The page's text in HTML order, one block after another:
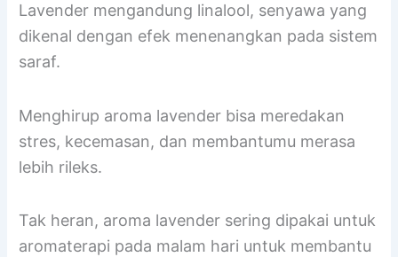
Lavender mengandung linalool, senyawa yang
dikenal dengan efek menenangkan pada sistem
saraf.
Menghirup aroma lavender bisa meredakan
stres, kecemasan, dan membantumu merasa
lebih rileks.
Tak heran, aroma lavender sering dipakai untuk
aromaterapi pada malam hari untuk membantu